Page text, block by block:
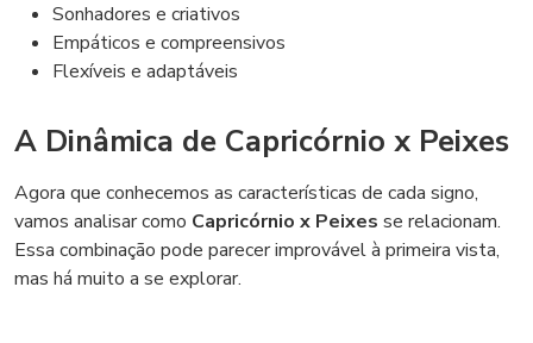
Sonhadores e criativos
Empáticos e compreensivos
Flexíveis e adaptáveis
A Dinâmica de Capricórnio x Peixes
Agora que conhecemos as características de cada signo,
vamos analisar como Capricórnio x Peixes se relacionam.
Essa combinação pode parecer improvável à primeira vista,
mas há muito a se explorar.